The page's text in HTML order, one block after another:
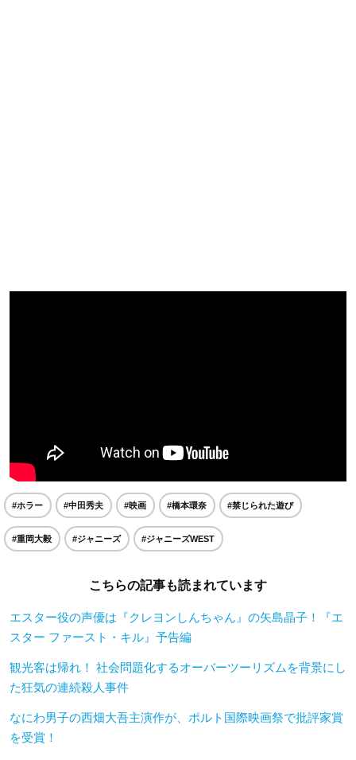
#ホラー #中田秀夫 #映画 #橋本環奈 #禁じられた遊び
#重岡大毅 #ジャニーズ #ジャニーズWEST
こちらの記事も読まれています
エスター役の声優は『クレヨンしんちゃん』の矢島晶子！『エ
スター ファースト・キル』予告編
観光客は帰れ！ 社会問題化するオーバーツーリズムを背景にし
た狂気の連続殺人事件
なにわ男子の西畑大吾主演作が、ポルト国際映画祭で批評家賞
を受賞！